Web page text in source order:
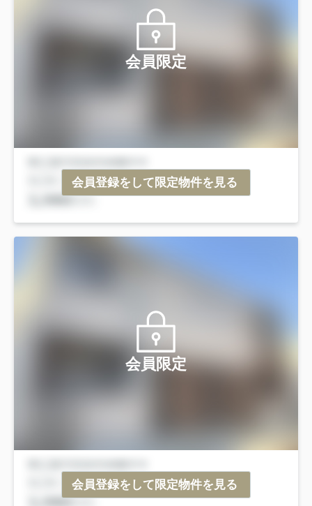
会員限定
会員登録をして限定物件を見る
会員限定
会員登録をして限定物件を見る